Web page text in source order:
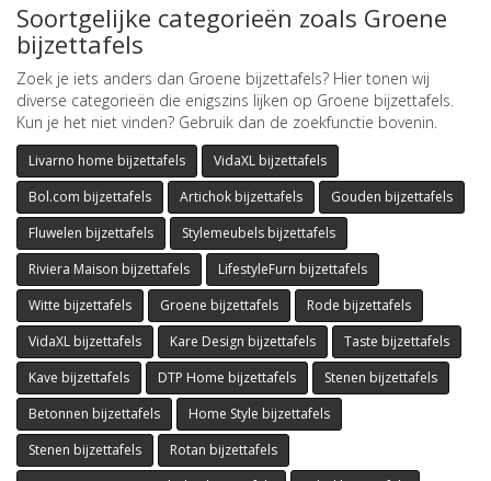
Soortgelijke categorieën zoals Groene
bijzettafels
Zoek je iets anders dan Groene bijzettafels? Hier tonen wij
diverse categorieën die enigszins lijken op Groene bijzettafels.
Kun je het niet vinden? Gebruik dan de zoekfunctie bovenin.
Livarno home bijzettafels
VidaXL bijzettafels
Bol.com bijzettafels
Artichok bijzettafels
Gouden bijzettafels
Fluwelen bijzettafels
Stylemeubels bijzettafels
Riviera Maison bijzettafels
LifestyleFurn bijzettafels
Witte bijzettafels
Groene bijzettafels
Rode bijzettafels
VidaXL bijzettafels
Kare Design bijzettafels
Taste bijzettafels
Kave bijzettafels
DTP Home bijzettafels
Stenen bijzettafels
Betonnen bijzettafels
Home Style bijzettafels
Stenen bijzettafels
Rotan bijzettafels